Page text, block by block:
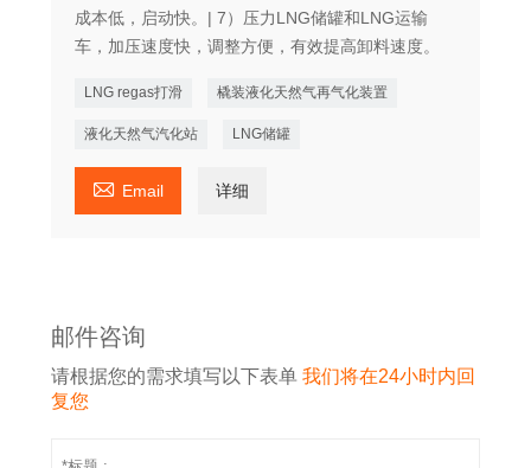
成本低，启动快。| 7）压力LNG储罐和LNG运输
车，加压速度快，调整方便，有效提高卸料速度。
LNG regas打滑 橇装液化天然气再气化装置
液化天然气汽化站 LNG储罐
 Email 详细
邮件咨询
请根据您的需求填写以下表单 我们将在24小时内回
复您